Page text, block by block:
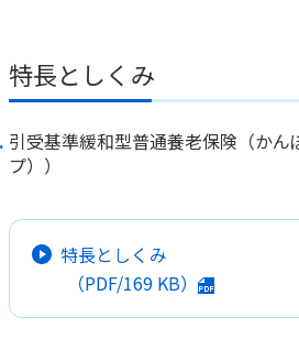
特長としくみ
引受基準緩和型普通養老保険（かん
プ））
特長としくみ
（PDF/169 KB）